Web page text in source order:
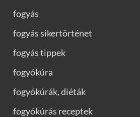
fogyás
fogyás sikertörténet
fogyás tippek
fogyókúra
fogyókúrák, diéták
fogyókúrás receptek